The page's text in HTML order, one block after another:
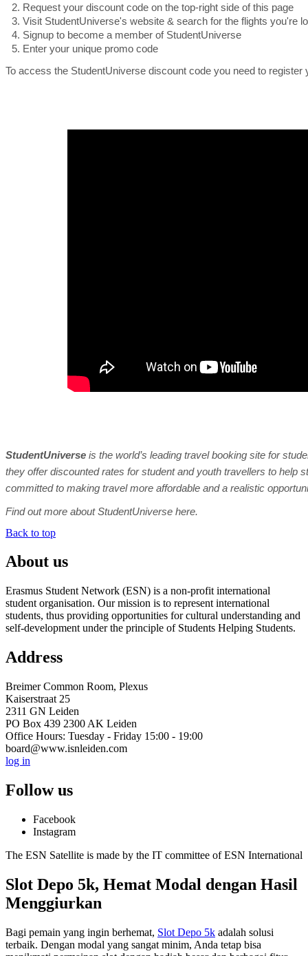
Request your discount code on the top-right side of this page
Visit StudentUniverse's website & search for the flights you're
Signup to become a member of StudentUniverse
Enter your unique promo code
To access the StudentUniverse discount code you need to register
StudentUniverse is the world’s leading travel booking site for
they offer discounted rates for student and youth travellers to help
committed to making travel more affordable and a realistic
Find out more about StudentUniverse here.
Back to top
About us
Erasmus Student Network (ESN) is a non-profit international
student organisation. Our mission is to represent international
students, thus providing opportunities for cultural understanding and
self-development under the principle of Students Helping Students.
Address
Breimer Common Room, Plexus
Kaiserstraat 25
2311 GN Leiden
PO Box 439 2300 AK Leiden
Office Hours: Tuesday - Friday 15:00 - 19:00
board@www.isnleiden.com
log in
Follow us
Facebook
Instagram
The ESN Satellite is made by the IT committee of ESN International
Slot Depo 5k, Hemat Modal dengan Hasil
Menggiurkan
Bagi pemain yang ingin berhemat, Slot Depo 5k adalah solusi
terbaik. Dengan modal yang sangat minim, Anda tetap bisa